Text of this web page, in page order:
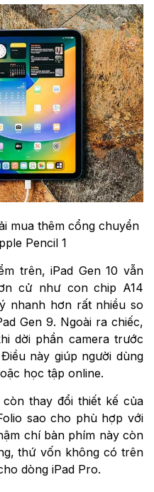
mua thêm cổng chuyển
Pencil 1
trên, iPad Gen 10 vẫn
cử như con chip A14
nhanh hơn rất nhiều so
Gen 9. Ngoài ra chiếc,
dời phần camera trước
này giúp người dùng
học tập online.
thay đổi thiết kế của
sao cho phù hợp với
chí bàn phím này còn
thứ vốn không có trên
dòng iPad Pro.